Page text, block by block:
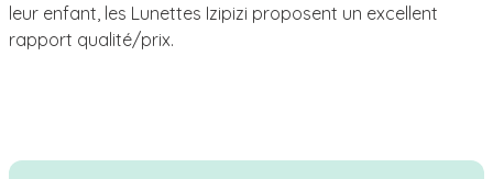
leur enfant, les Lunettes Izipizi proposent un excellent
rapport qualité/prix.